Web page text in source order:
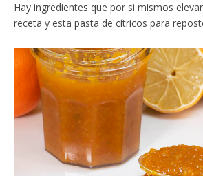
Hay ingredientes que por si mismos
receta y esta pasta de cítricos para